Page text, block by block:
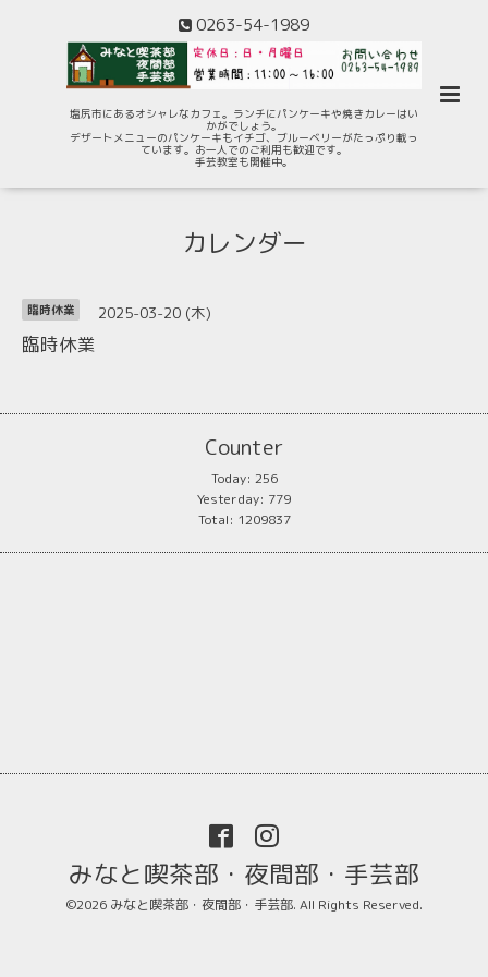
0263-54-1989
塩尻市にあるオシャレなカフェ。ランチにパンケーキや焼きカレーはい
かがでしょう。
デザートメニューのパンケーキもイチゴ、ブルーベリーがたっぷり載っ
ています。お一人でのご利用も歓迎です。
手芸教室も開催中。
カレンダー
臨時休業 2025-03-20 (木)
臨時休業
Counter
Today: 256
Yesterday: 779
Total: 1209837
みなと喫茶部・夜間部・手芸部
©2026 みなと喫茶部・夜間部・手芸部. All Rights Reserved.